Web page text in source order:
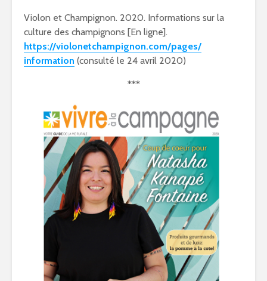
Violon et Champignon. 2020. Informations sur la
culture des champignons [En ligne].
https://violonetchampignon.com/pages/
information (consulté le 24 avril 2020)
***